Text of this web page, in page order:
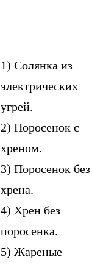
1) Солянка из
электрических
угрей.
2) Поросенок с
хреном.
3) Поросенок без
хрена.
4) Хрен без
поросенка.
5) Жареные